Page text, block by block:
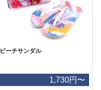
ビーチサンダル
1,730円〜